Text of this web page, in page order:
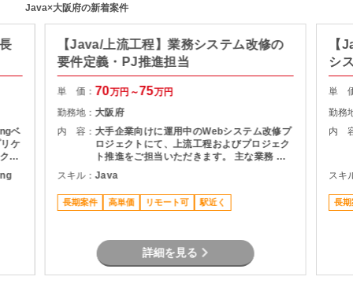
Java×大阪府の新着案件
ベ
ケ
エ
お
【Java/上流工程】業務システム改修の
要件定義・PJ推進担当
単 価： 70万円～75万円
勤務地： 大阪府
内 容： 大手企業向けに運用中のWebシステム改修プ
ロジェクトにて、上流工程およびプロジェク
ト推進をご担当いただきます。 主な業務 ・
利用部門との要件整理・ヒアリング ・現行シ
ステムの仕様調査・影響分析 ・基本設計書の
作成 ・開発工数の算出および提案資料作成
・スケジュール管理・課題管理 ・関係者との
スキル：Java
長期案件 高単価 リモート可 駅近く
詳細を見る
【
シ
単
勤務
内
スキ
長期